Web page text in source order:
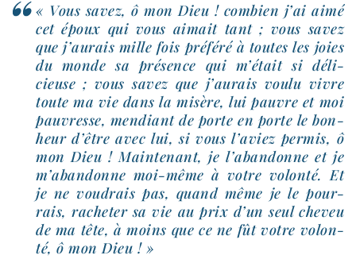
« Vous savez, ô mon Dieu ! com­bien j’ai aimé
cet époux qui vous aimait tant ; vous savez
que j’aurais mille fois pré­fé­ré à toutes les joies
du monde sa pré­sence qui m’était si déli­
cieuse ; vous savez que j’aurais vou­lu vivre
toute ma vie dans la misère, lui pauvre et moi
pau­vresse, men­diant de porte en porte le bon­
heur d’être avec lui, si vous l’aviez per­mis, ô
mon Dieu ! Maintenant, je l’abandonne et je
m’abandonne moi-​même à votre volon­té. Et
je ne vou­drais pas, quand même je le pour­
rais, rache­ter sa vie au prix d’un seul che­veu
de ma tête, à moins que ce ne fût votre volon­
té, ô mon Dieu ! »